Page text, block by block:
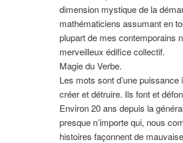
dimension mystique de la
mathématiciens assumant en
plupart de mes contemporains
merveilleux édifice collectif.
Magie du Verbe.
Les mots sont d’une
créer et détruire. Ils font et
Environ 20 ans depuis la
presque n’importe qui, nous
histoires façonnent de